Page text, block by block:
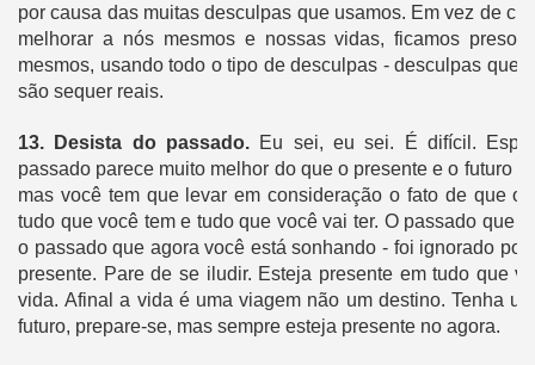
por causa das muitas desculpas que usamos. Em vez de
melhorar a nós mesmos e nossas vidas, ficamos
mesmos, usando todo o tipo de desculpas - desculpas que
são sequer reais.
13. Desista do passado. Eu sei, eu sei. É difícil.
passado parece muito melhor do que o presente e o futuro
mas você tem que levar em consideração o fato de que o
tudo que você tem e tudo que você vai ter. O passado que
o passado que agora você está sonhando - foi ignorado
presente. Pare de se iludir. Esteja presente em tudo que
vida.Afinal a vida é uma viagem não um destino. Tenha
futuro, prepare-se, mas sempre esteja presente no agora.